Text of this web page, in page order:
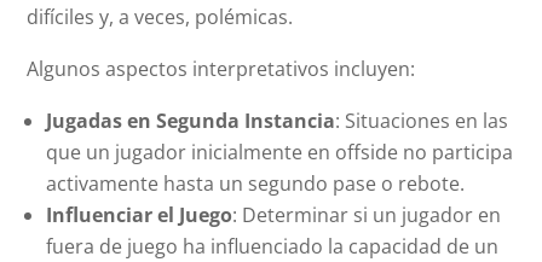
difíciles y, a veces, polémicas.
Algunos aspectos interpretativos incluyen:
Jugadas en Segunda Instancia: Situaciones en las
que un jugador inicialmente en offside no participa
activamente hasta un segundo pase o rebote.
Influenciar el Juego: Determinar si un jugador en
fuera de juego ha influenciado la capacidad de un